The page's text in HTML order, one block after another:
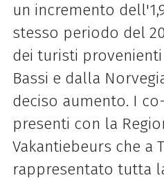
un incremento
stesso periodo del
dei turisti
Bassi e dalla
deciso aumento. I
presenti con la
Vakantiebeurs che a
rappresentato tutta